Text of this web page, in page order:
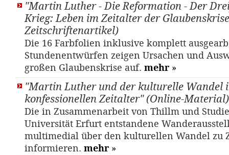
"Martin Luther - Die Reformation - Der
Krieg: Leben im Zeitalter der
Zeitschriftenartikel)
Die 16 Farbfolien inklusive komplett
Stundenentwürfen zeigen Ursachen und
großen Glaubenskrise auf. mehr »
"Martin Luther und der kulturelle Wandel
konfessionellen Zeitalter" (Online-Material)
Die in Zusammenarbeit von Thillm und
Universität Erfurt entstandene
multimedial über den kulturellen Wandel zu
informieren. mehr »